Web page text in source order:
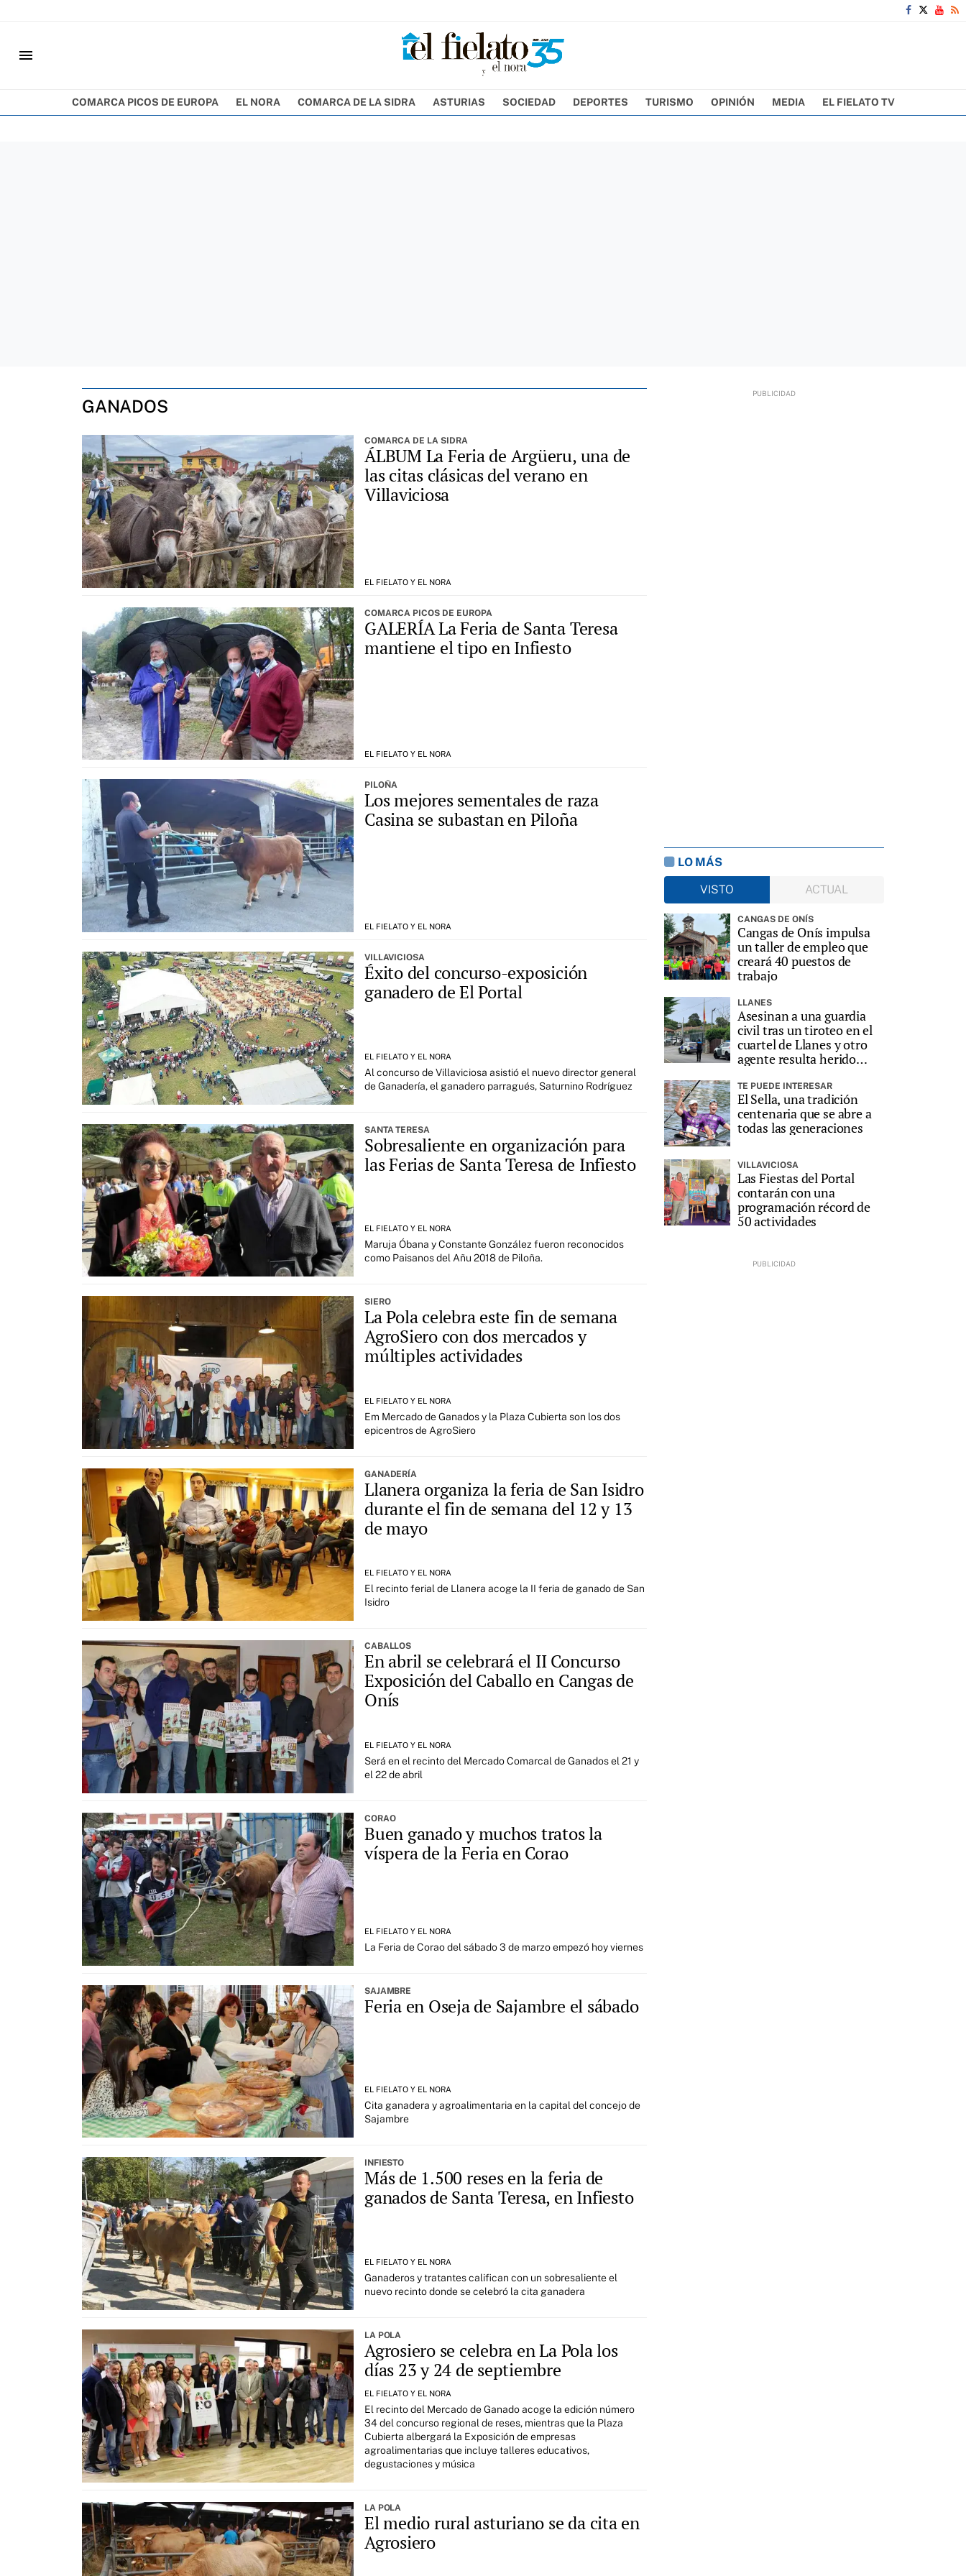
menu
COMARCA PICOS DE EUROPA EL NORA COMARCA DE LA SIDRA ASTURIAS SOCIEDAD DEPORTES TURISMO OPINIÓN MEDIA EL FIELATO TV
GANADOS
COMARCA DE LA SIDRA
ÁLBUM La Feria de Argüeru, una de
las citas clásicas del verano en
Villaviciosa
EL FIELATO Y EL NORA
COMARCA PICOS DE EUROPA
GALERÍA La Feria de Santa Teresa
mantiene el tipo en Infiesto
EL FIELATO Y EL NORA
PILOÑA
Los mejores sementales de raza
Casina se subastan en Piloña
EL FIELATO Y EL NORA
VILLAVICIOSA
Éxito del concurso-exposición
ganadero de El Portal
EL FIELATO Y EL NORA
Al concurso de Villaviciosa asistió el nuevo director general
de Ganadería, el ganadero parragués, Saturnino Rodríguez
SANTA TERESA
Sobresaliente en organización para
las Ferias de Santa Teresa de Infiesto
EL FIELATO Y EL NORA
Maruja Óbana y Constante González fueron reconocidos
como Paisanos del Añu 2018 de Piloña.
SIERO
La Pola celebra este fin de semana
AgroSiero con dos mercados y
múltiples actividades
EL FIELATO Y EL NORA
Em Mercado de Ganados y la Plaza Cubierta son los dos
epicentros de AgroSiero
GANADERÍA
Llanera organiza la feria de San Isidro
durante el fin de semana del 12 y 13
de mayo
EL FIELATO Y EL NORA
El recinto ferial de Llanera acoge la II feria de ganado de San
Isidro
CABALLOS
En abril se celebrará el II Concurso
Exposición del Caballo en Cangas de
Onís
EL FIELATO Y EL NORA
Será en el recinto del Mercado Comarcal de Ganados el 21 y
el 22 de abril
CORAO
Buen ganado y muchos tratos la
víspera de la Feria en Corao
EL FIELATO Y EL NORA
La Feria de Corao del sábado 3 de marzo empezó hoy viernes
SAJAMBRE
Feria en Oseja de Sajambre el sábado
EL FIELATO Y EL NORA
Cita ganadera y agroalimentaria en la capital del concejo de
Sajambre
INFIESTO
Más de 1.500 reses en la feria de
ganados de Santa Teresa, en Infiesto
EL FIELATO Y EL NORA
Ganaderos y tratantes califican con un sobresaliente el
nuevo recinto donde se celebró la cita ganadera
LA POLA
Agrosiero se celebra en La Pola los
días 23 y 24 de septiembre
EL FIELATO Y EL NORA
El recinto del Mercado de Ganado acoge la edición número
34 del concurso regional de reses, mientras que la Plaza
Cubierta albergará la Exposición de empresas
agroalimentarias que incluye talleres educativos,
degustaciones y música
LA POLA
El medio rural asturiano se da cita en
Agrosiero
LO MÁS
VISTO
ACTUAL
CANGAS DE ONÍS
Cangas de Onís impulsa
un taller de empleo que
creará 40 puestos de
trabajo
LLANES
Asesinan a una guardia
civil tras un tiroteo en el
cuartel de Llanes y otro
agente resulta herido
TE PUEDE INTERESAR
El Sella, una tradición
centenaria que se abre a
todas las generaciones
VILLAVICIOSA
Las Fiestas del Portal
contarán con una
programación récord de
50 actividades